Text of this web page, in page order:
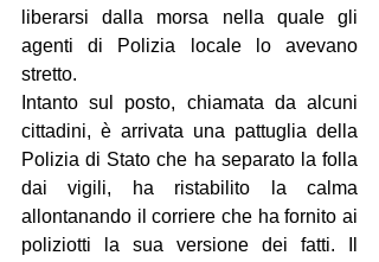
liberarsi dalla morsa nella quale gli
agenti di Polizia locale lo avevano
stretto.
Intanto sul posto, chiamata da alcuni
cittadini, è arrivata una pattuglia della
Polizia di Stato che ha separato la folla
dai vigili, ha ristabilito la calma
allontanando il corriere che ha fornito ai
poliziotti la sua versione dei fatti. Il